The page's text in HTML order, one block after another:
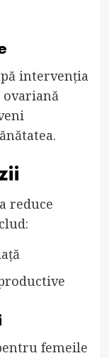
intervenția
reduce
femeile